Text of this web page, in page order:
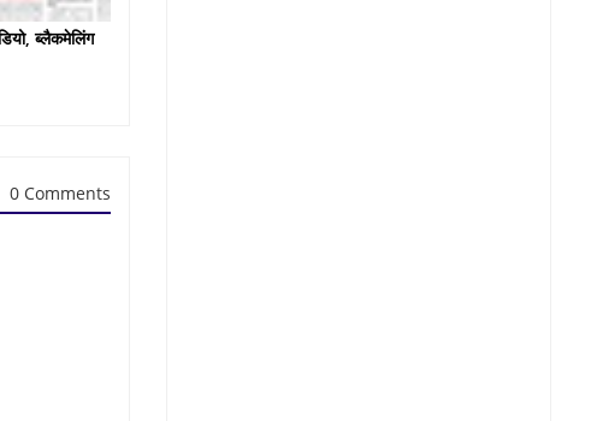
ब्लैकमेलिंग
0 Comments